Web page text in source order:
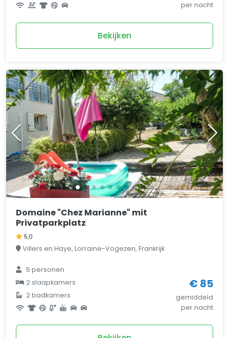
per nacht
Bekijken
Domaine "Chez Marianne" mit
Privatparkplatz
5,0
Villers en Haye, Lorraine-Vogezen, Frankrijk
5 personen
2 slaapkamers
2 badkamers
€ 85
gemiddeld
per nacht